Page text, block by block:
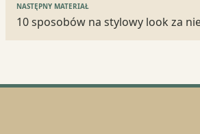
NASTĘPNY MATERIAŁ
10 sposobów na stylowy look za